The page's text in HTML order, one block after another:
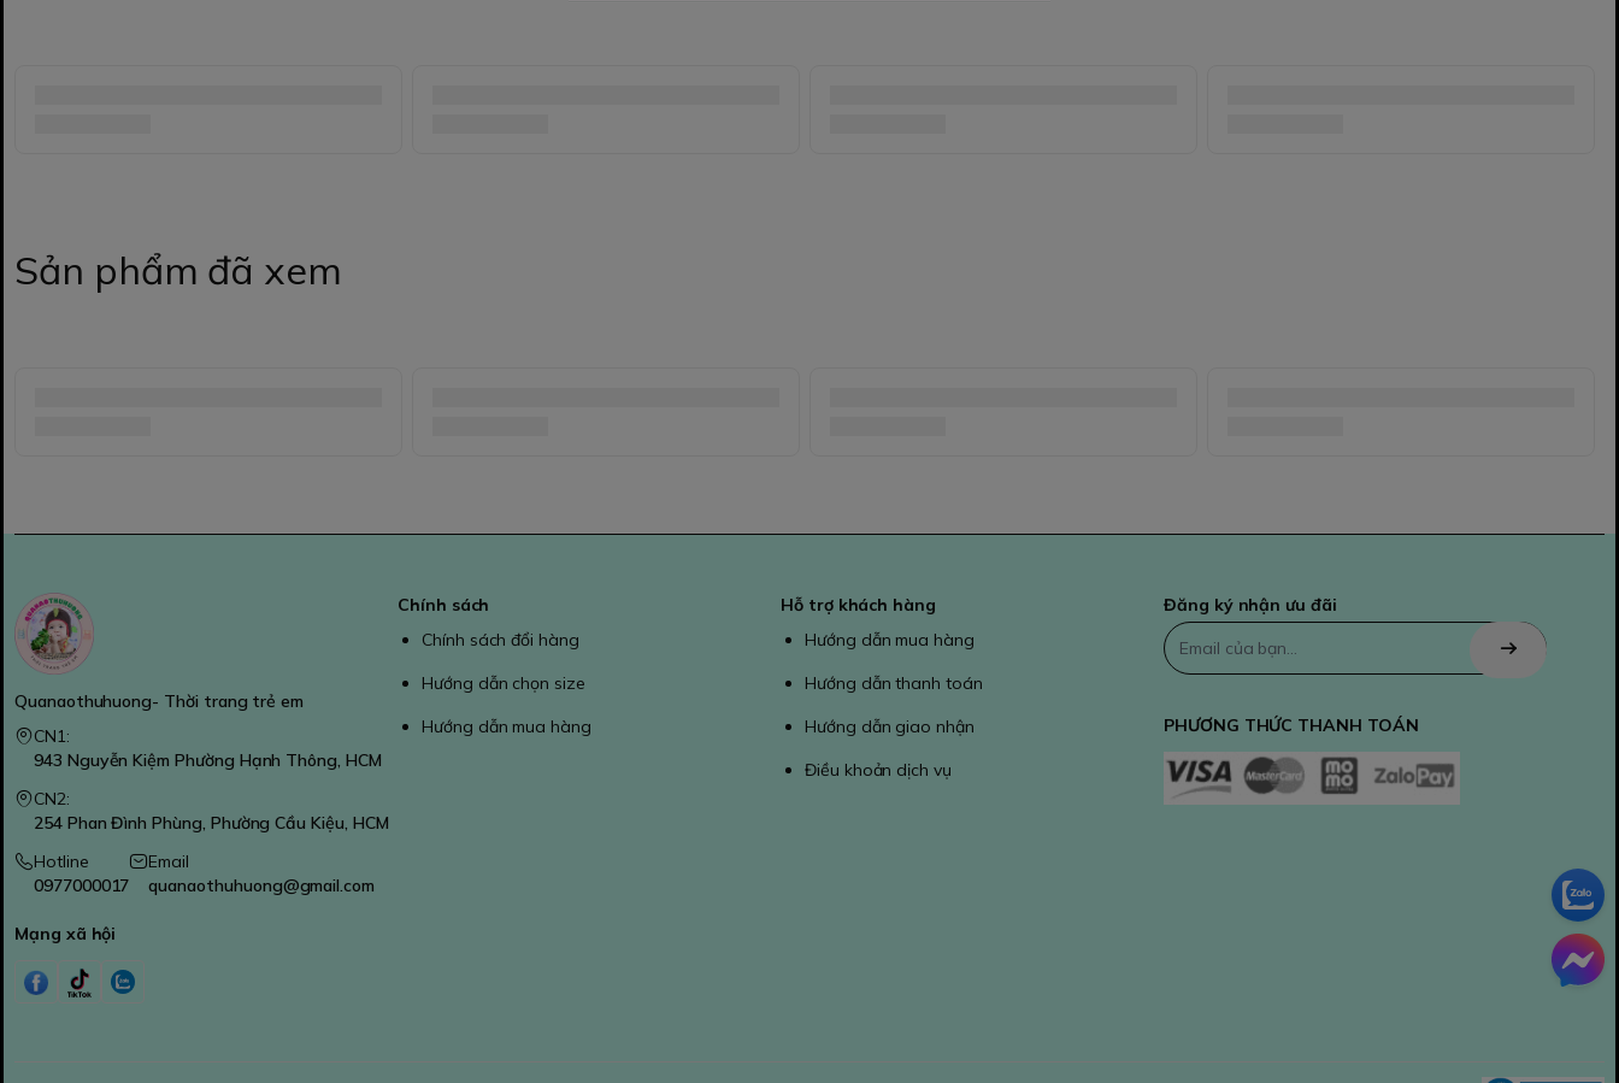
Sản phẩm đã xem
Quanaothuhuong- Thời trang trẻ em
CN1:
943 Nguyễn Kiệm Phường Hạnh Thông, HCM
CN2:
254 Phan Đình Phùng, Phường Cầu Kiệu, HCM
Hotline
0977000017
Email
quanaothuhuong@gmail.com
Mạng xã hội
Chính sách
Chính sách đổi hàng
Hướng dẫn chọn size
Hướng dẫn mua hàng
Hỗ trợ khách hàng
Hướng dẫn mua hàng
Hướng dẫn thanh toán
Hướng dẫn giao nhận
Điều khoản dịch vụ
Đăng ký nhận ưu đãi
PHƯƠNG THỨC THANH TOÁN